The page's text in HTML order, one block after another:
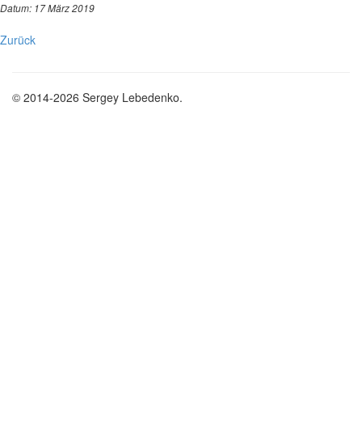
Datum: 17 März 2019
Zurück
© 2014-2026 Sergey Lebedenko.